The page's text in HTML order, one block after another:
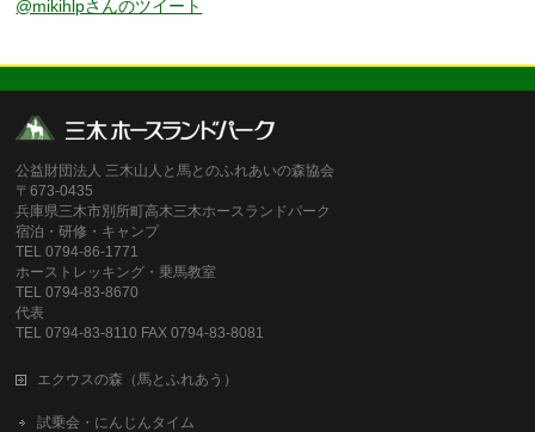
@mikihlpさんのツイート
公益財団法人 三木山人と馬とのふれあいの森協会
〒673-0435
兵庫県三木市別所町高木三木ホースランドパーク
宿泊・研修・キャンプ
TEL 0794-86-1771
ホーストレッキング・乗馬教室
TEL 0794-83-8670
代表
TEL 0794-83-8110 FAX 0794-83-8081
エクウスの森（馬とふれあう）
試乗会・にんじんタイム